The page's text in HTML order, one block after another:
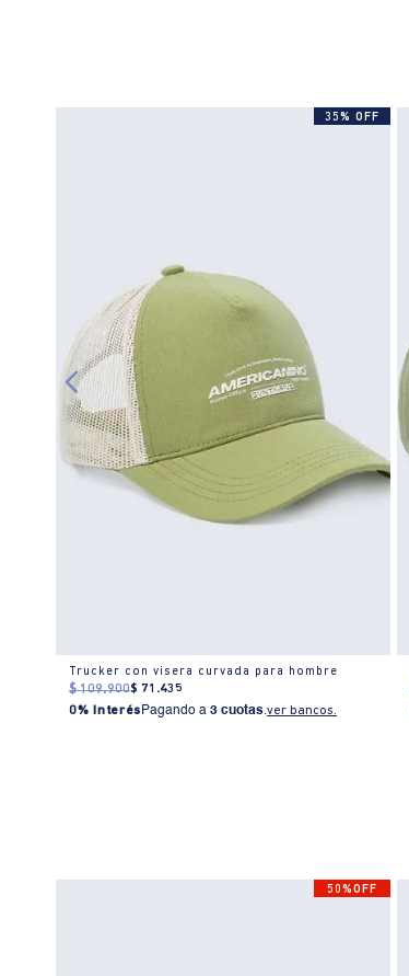
35% OFF
Trucker con visera curvada para hombre
$ 109.900$ 71 .435
0% Interés Pagando a3 cuotas.ver bancos.
50%OFF